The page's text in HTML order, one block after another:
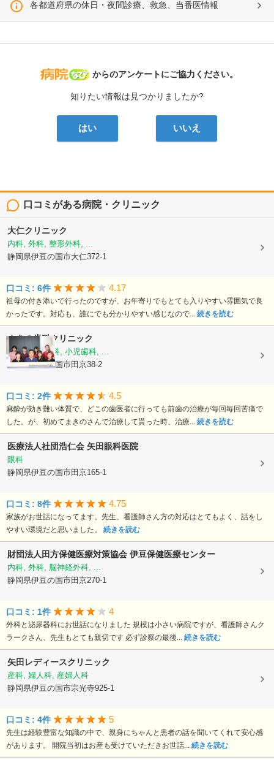
各都道府県の休日・夜間診療、救急、当番医情報
病院なび
からのアンケートにご協力ください。
知りたい情報は見つかりましたか?
はい いいえ
口コミがある病院・クリニック
大仁クリニック
内科, 外科, 整形外科, ...
静岡県伊豆の国市大仁372-1
口コミ: 6件 4.17
祖母の付き添いで行ったのですが、お年寄りでもとても入りやすい雰囲気で良
かったです。対応も、誰にでも分かりやすい感じなので... 続きを読む
まきの歯科クリニック
歯科, 矯正歯科, 小児歯科, ...
静岡県伊豆の国市田京38-2
口コミ: 2件 4.5
麻酔が効き難い体質で、どこの歯医者に行っても前歯の治療が毎回毎回苦痛で
した。が、初めてまきのさんで治療して貰った時、治療... 続きを読む
医療法人社団浩仁会 矢田眼科医院
眼科
静岡県伊豆の国市田京165-1
口コミ: 8件 4.75
家族がお世話になってます。先生、看護師さん方の対応はとてもよく、話をし
やすい環境だと思いました。 続きを読む
財団法人田方保健医療対策協会 伊豆保健医療センター
内科, 外科, 脳神経外科, ...
静岡県伊豆の国市田京270-1
口コミ: 1件 4
外科と泌尿器科にお世話になりました 規模は小さい病院ですが、看護師さんク
ラークさん、先生もとても親切です 必ず診察の最後... 続きを読む
矢田レディースクリニック
産科, 婦人科, 産婦人科
静岡県伊豆の国市宗光寺925-1
口コミ: 4件 5
先生は経験豊富な知識の中で、親身にちゃんと患者の話を聞いてくれて安心感
があります。 開院当初はお産も受けていただきお世話... 続きを読む